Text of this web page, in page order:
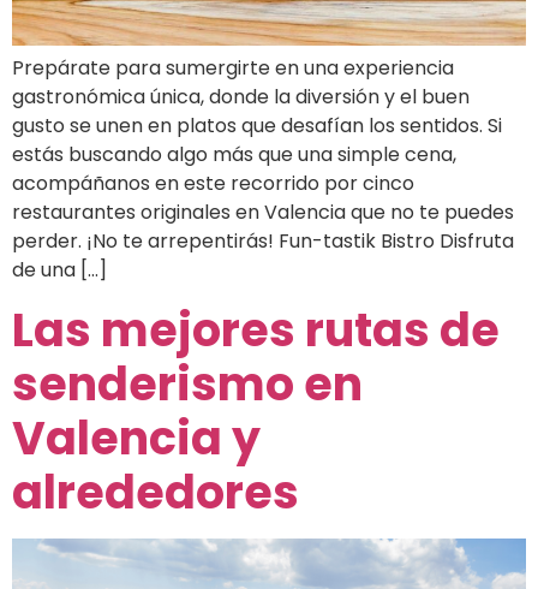
Prepárate para sumergirte en una experiencia
gastronómica única, donde la diversión y el buen
gusto se unen en platos que desafían los sentidos. Si
estás buscando algo más que una simple cena,
acompáñanos en este recorrido por cinco
restaurantes originales en Valencia que no te puedes
perder. ¡No te arrepentirás! Fun-tastik Bistro Disfruta
de una […]
Las mejores rutas de
senderismo en
Valencia y
alrededores